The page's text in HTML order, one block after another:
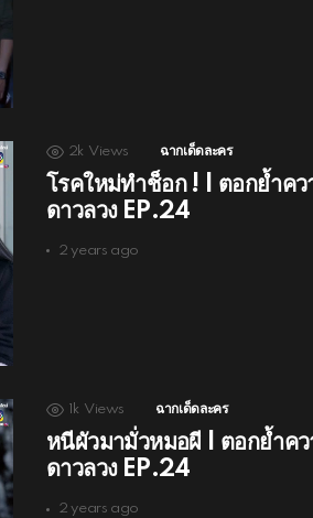
2k Views ฉากเด็ดละคร
โรคใหม่ทำช็อก ! | ตอกย้ำคว
ดาวลวง EP.24
2 years ago
1k Views ฉากเด็ดละคร
หนีผัวมามั่วหมอผี | ตอกย้ำคว
ดาวลวง EP.24
2 years ago